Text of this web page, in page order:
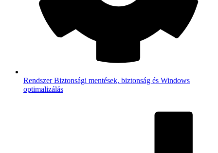
RendszerBiztonsági mentések, biztonság és Windows
optimalizálás